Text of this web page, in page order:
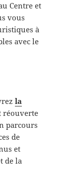
Centre et
vous
à
avec le
la
réouverte
parcours
de
et
de la